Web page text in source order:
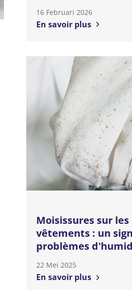
16 Februari 2026
En savoir plus
Moisissures sur les
vêtements : un
problèmes
22 Mei 2025
En savoir plus